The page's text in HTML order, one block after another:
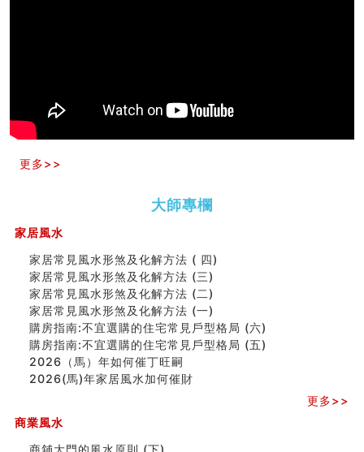
口相與命運
六爻測住宅風水 (五)
一篇文章解答八字命理所有困惑
姓名字义玄机藏凶吉
套房風水怎麼看？ 租屋風水禁忌有哪些？搬家禁忌要注
精选1500个五行属金的字
玄空本义(九)
八字十神与坐基关系详解
精选1000个五行属土的字
人的面相看财运
玄空本义(八)
六爻算卦：测腹中胎儿是男是女
精选1000个五行属火的字
玄空本义(七)
更多>>
大師專欄
家居風水
家居常見風水形煞及化解方法 ( 四)
家居常見風水形煞及化解方法 (三)
家居常見風水形煞及化解方法 (二)
家居常見風水形煞及化解方法 (一)
購房指南:不宜選購的住宅常見戶型格局 (六)
購房指南:不宜選購的住宅常見戶型格局 (五)
2026（馬）年如何催丁旺嗣
2026(馬)年家居風水加何催財
更多>>
商業風水
商舖大門的風水原則 (下)